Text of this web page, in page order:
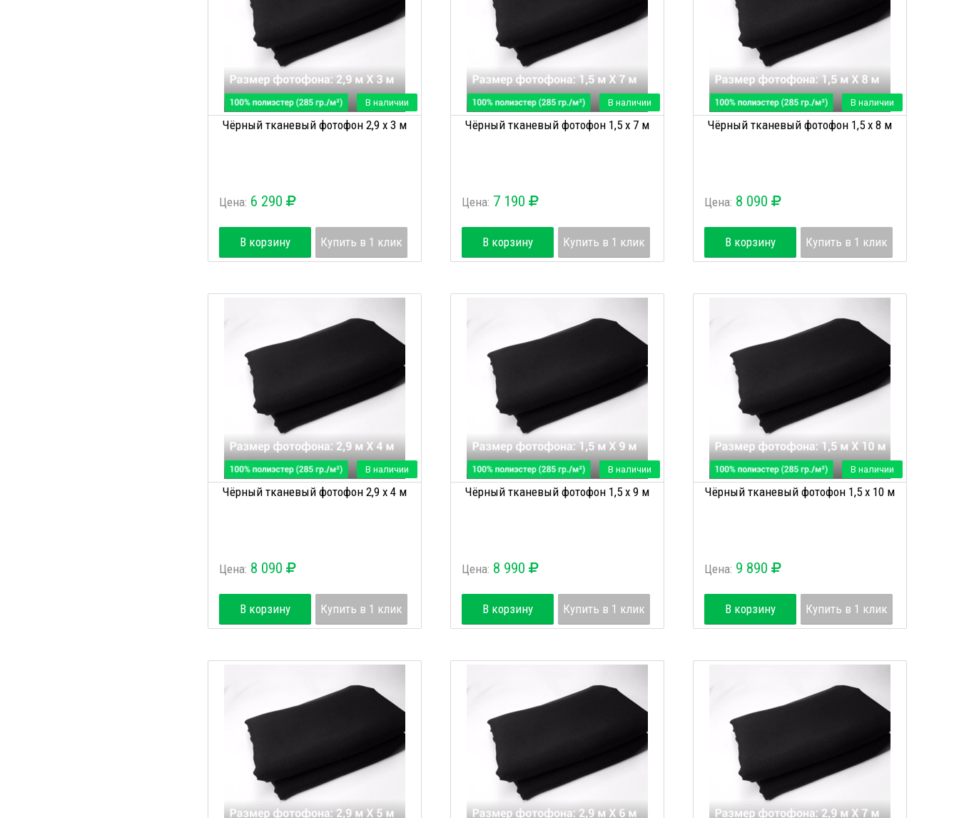
В наличии
Чёрный тканевый фотофон 2,9 х 3 м
Цена: 6 290
В корзину Купить в 1 клик
В наличии
Чёрный тканевый фотофон 1,5 х 7 м
Цена: 7 190
В корзину Купить в 1 клик
В наличии
Чёрный тканевый фотофон 1,5 х 8 м
Цена: 8 090
В корзину Купить в 1 клик
В наличии
Чёрный тканевый фотофон 2,9 х 4 м
Цена: 8 090
В корзину Купить в 1 клик
В наличии
Чёрный тканевый фотофон 1,5 х 9 м
Цена: 8 990
В корзину Купить в 1 клик
В наличии
Чёрный тканевый фотофон 1,5 х 10 м
Цена: 9 890
В корзину Купить в 1 клик